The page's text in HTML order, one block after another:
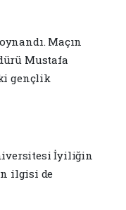
Maçın
Mustafa
gençlik
İyiliğin
ilgisi de